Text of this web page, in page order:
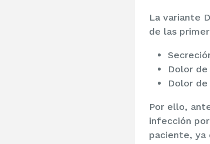
La variante
de las
Dolor de
Dolor
Por ello,
infección
paciente, ya